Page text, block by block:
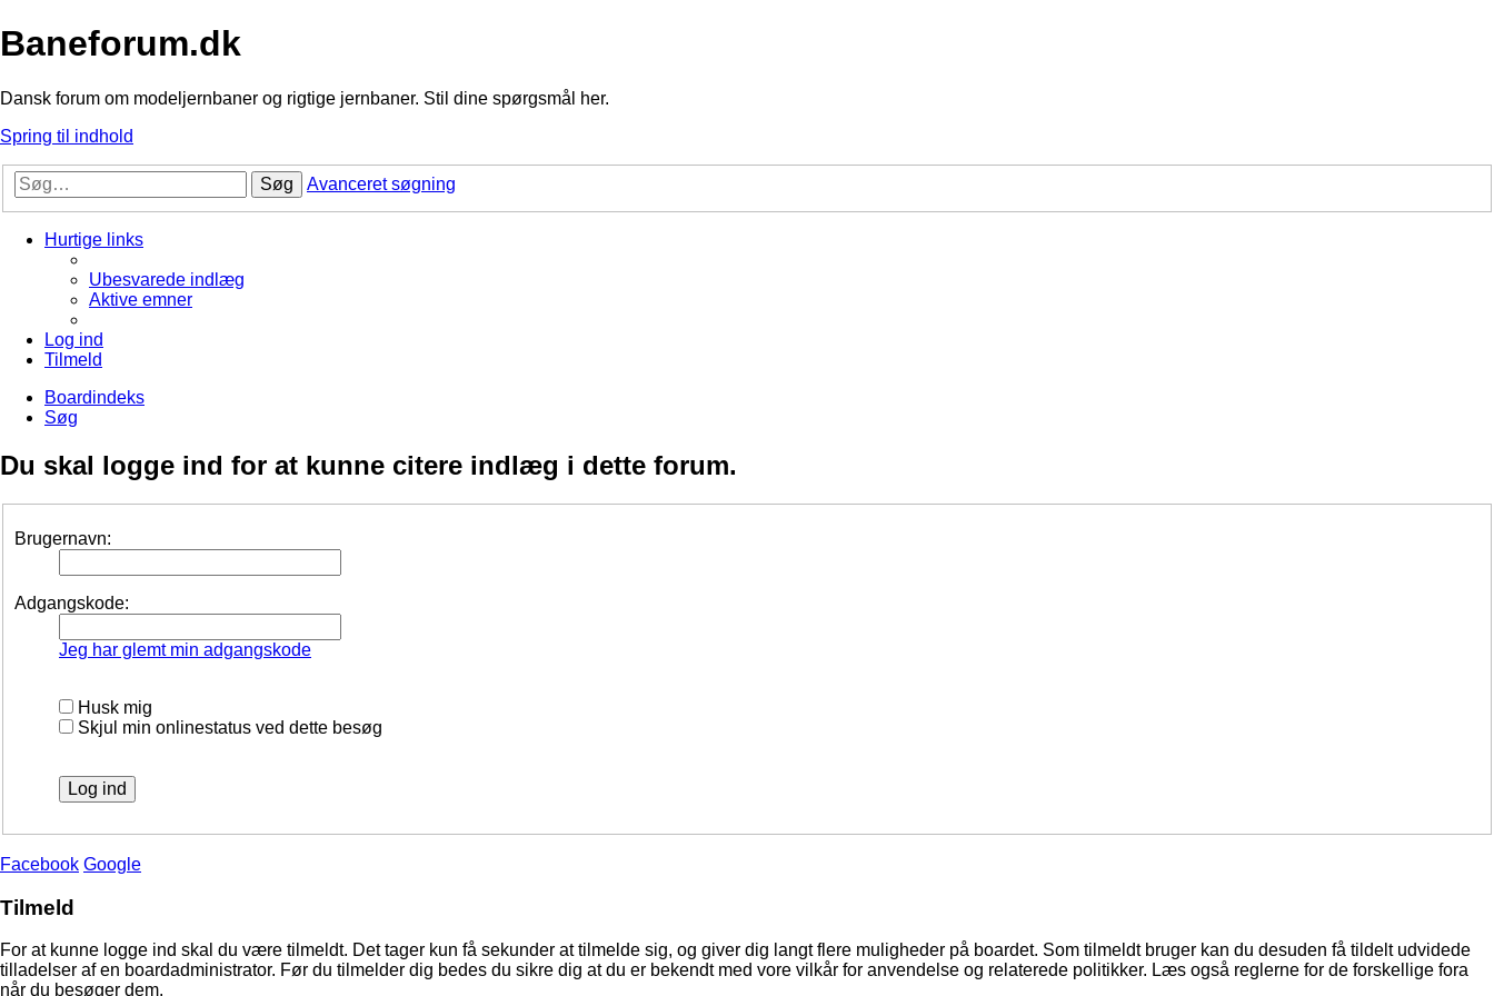
Baneforum.dk
Dansk forum om modeljernbaner og rigtige jernbaner. Stil dine spørgsmål her.
Spring til indhold
Søg Avanceret søgning
Hurtige links
Ubesvarede indlæg
Aktive emner
Log ind
Tilmeld
Boardindeks
Søg
Du skal logge ind for at kunne citere indlæg i dette forum.
Brugernavn:
Adgangskode:
Jeg har glemt min adgangskode
Husk mig
Skjul min onlinestatus ved dette besøg
Facebook Google
Tilmeld
For at kunne logge ind skal du være tilmeldt. Det tager kun få sekunder at tilmelde sig, og giver dig langt flere muligheder på boardet. Som tilmeldt bruger kan du desuden få tildelt udvidede
tilladelser af en boardadministrator. Før du tilmelder dig bedes du sikre dig at du er bekendt med vore vilkår for anvendelse og relaterede politikker. Læs også reglerne for de forskellige fora
når du besøger dem.